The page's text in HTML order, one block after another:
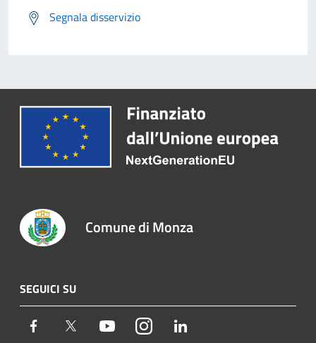
Segnala disservizio
Comune di Monza
SEGUICI SU
Facebook Twitter YoutubeInstagram